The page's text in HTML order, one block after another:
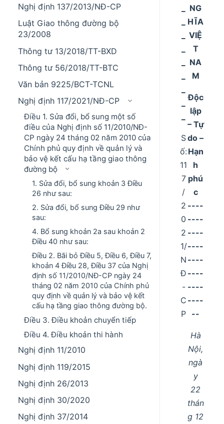
Nghị định 137/2013/NĐ-CP
Luật Giao thông đường bộ
23/2008
Thông tư 13/2018/TT-BXD
Thông tư 56/2018/TT-BTC
Văn bản 9225/BCT-TCNL
Nghị định 117/2021/NĐ-CP
Điều 1. Sửa đổi, bổ sung một số
điều của Nghị định số 11/2010/NĐ-
CP ngày 24 tháng 02 năm 2010 của
Chính phủ quy định về quản lý và
bảo vệ kết cấu hạ tầng giao thông
đường bộ
1. Sửa đổi, bổ sung khoản 3 Điều
26 như sau:
2. Sửa đổi, bổ sung Điều 29 như
sau:
4. Bổ sung khoản 2a sau khoản 2
Điều 40 như sau:
Điều 2. Bãi bỏ Điều 5, Điều 6, Điều 7,
khoản 4 Điều 28, Điều 37 của Nghị
định số 11/2010/NĐ-CP ngày 24
tháng 02 năm 2010 của Chính phủ
quy định về quản lý và bảo vệ kết
cấu hạ tầng giao thông đường bộ.
Điều 3. Điều khoản chuyển tiếp
Điều 4. Điều khoản thi hành
Nghị định 11/2010
Nghị định 119/2015
Nghị định 26/2013
Nghị định 30/2020
Nghị định 37/2014
S
ố:
11
7
/
2
0
2
1/
N
Đ
-
C
P
NG
HĨA
VIỆ
T
NA
M
Độc
lập
– Tự
do –
Hạn
h
phú
c
----
----
----
----
----
----
----
----
--
Hà
Nội,
ngà
y
22
thán
g 12